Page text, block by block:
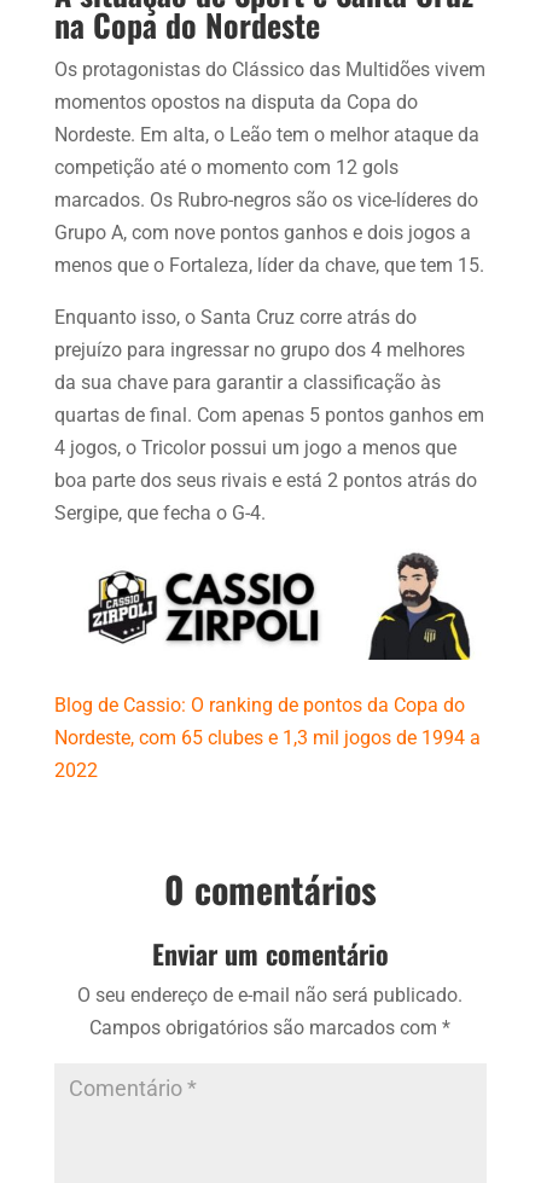
na Copa do Nordeste
Os protagonistas do Clássico das Multidões vivem
momentos opostos na disputa da Copa do
Nordeste. Em alta, o Leão tem o melhor ataque da
competição até o momento com 12 gols
marcados. Os Rubro-negros são os vice-líderes do
Grupo A, com nove pontos ganhos e dois jogos a
menos que o Fortaleza, líder da chave, que tem 15.
Enquanto isso, o Santa Cruz corre atrás do
prejuízo para ingressar no grupo dos 4 melhores
da sua chave para garantir a classificação às
quartas de final. Com apenas 5 pontos ganhos em
4 jogos, o Tricolor possui um jogo a menos que
boa parte dos seus rivais e está 2 pontos atrás do
Sergipe, que fecha o G-4.
Blog de Cassio: O ranking de pontos da Copa do
Nordeste, com 65 clubes e 1,3 mil jogos de 1994 a
2022
0 comentários
Enviar um comentário
O seu endereço de e-mail não será publicado.
Campos obrigatórios são marcados com*